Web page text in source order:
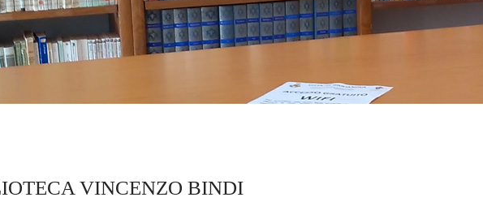
VINCENZO BINDI